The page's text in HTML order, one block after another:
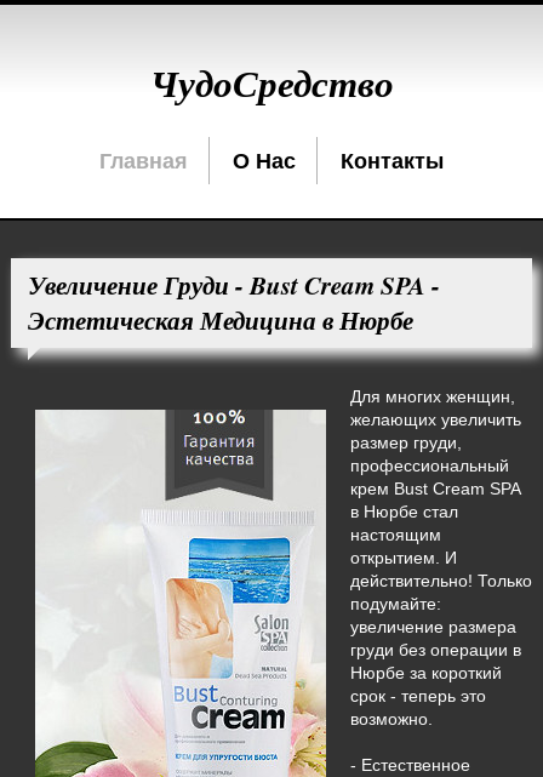
ЧудоСредство
Главная О Нас Контакты
Увеличение Груди - Bust Cream SPA -
Эстетическая Медицина в Нюрбе
Для многих женщин,
желающих увеличить
размер груди,
профессиональный
крем Bust Cream SPA
в Нюрбе стал
настоящим
открытием. И
действительно! Только
подумайте:
увеличение размера
груди без операции в
Нюрбе за короткий
срок - теперь это
возможно.
- Естественное